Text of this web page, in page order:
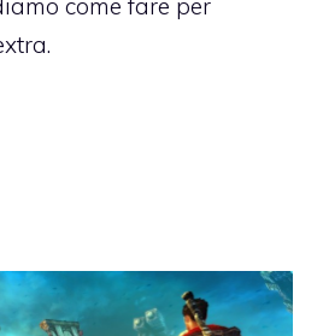
come fare per